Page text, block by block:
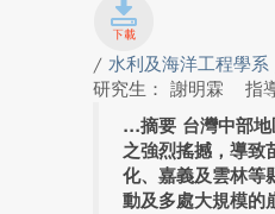
/ 水利及海洋工程學系
研究生： 謝明霖
指
摘要 台灣中部
之強烈搖撼，導致
化、嘉義及雲林等
動及多處大規模的